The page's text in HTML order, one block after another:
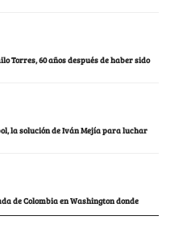
Torres, 60 años después de haber sido
la solución de Iván Mejía para luchar
de Colombia en Washington donde